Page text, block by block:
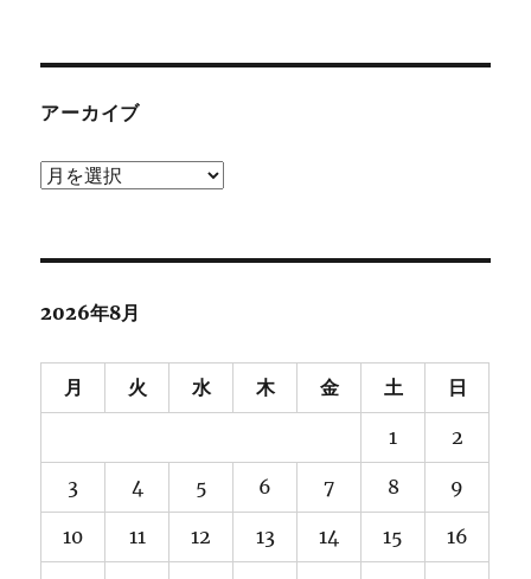
アーカイブ
ア
ブ
2026年8月
月 火 水 木 金 土 日
1 2
3 4 5 6 7 8 9
10 11 12 13 14 15 16